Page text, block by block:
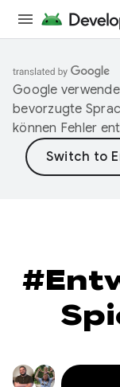
Google
bevorzugte
können Fehler